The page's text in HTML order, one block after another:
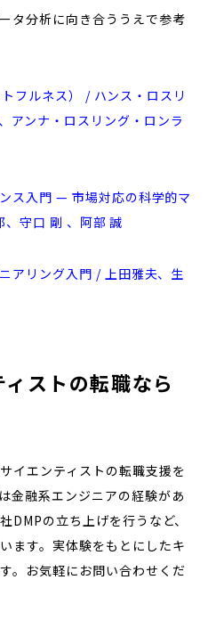
タ分析に向き合ううえで参考
フルネス） / ハンス・ロスリ
アンナ・ロスリング・ロンラ
ス入門 — 市場対応の科学的マ
守口 剛 、阿部 誠
アリング入門 / 上田雅夫、生
ストの転職なら
イエンティストの転職支援を
金融系エンジニアの経験があ
DMPの立ち上げを行うなど、
ます。実体験をもとにしたキ
。お気軽にお問い合わせくだ